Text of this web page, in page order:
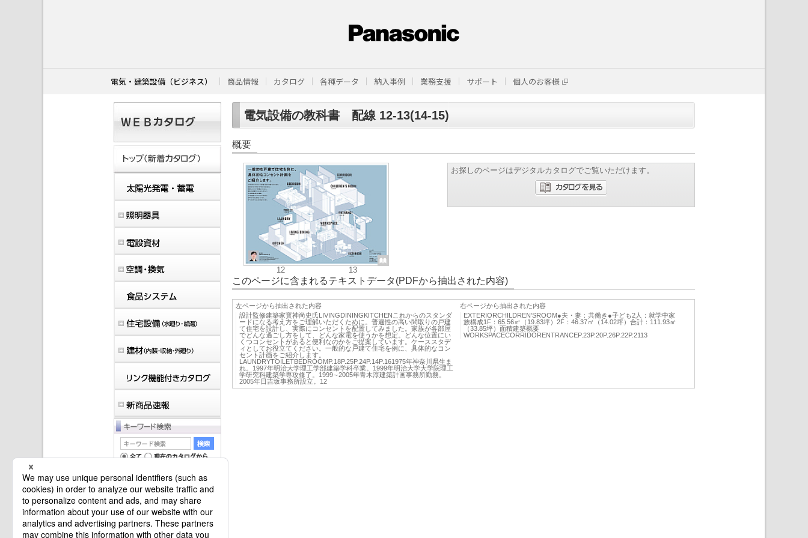
電気・建築設備（ビジネス） 商品情報 カタログ 各種データ 納入事例 業務支援 サポート 個人のお客様
電気設備の教科書 配線 12-13(14-15)
概要
12 13
お探しのページはデジタルカタログでご覧いただけます。
このページに含まれるテキストデータ(PDFから抽出された内容)
左ページから抽出された内容
設計監修建築家寳神尚史氏LIVINGDININGKITCHENこれからのスタンダ
ードになる考え方をご理解いただくために。普遍性の高い間取りの戸建
て住宅を設計し、実際にコンセントを配置してみました。家族が各部屋
でどんな過ごし方をして、どんな家電を使うかを想定。どんな位置にい
くつコンセントがあると便利なのかをご提案しています。ケーススタデ
ィとしてお役立てください。一般的な戸建て住宅を例に、具体的なコン
セント計画をご紹介します。
LAUNDRYTOILETBEDROOMP.18P.25P.24P.14P.161975年神奈川県生ま
れ。1997年明治大学理工学部建築学科卒業。1999年明治大学大学院理工
学研究科建築学専攻修了。1999∼2005年青木淳建築計画事務所勤務。
2005年日吉坂事務所設立。12
右ページから抽出された内容
EXTERIORCHILDREN’SROOM●夫・妻：共働き●子ども2人：就学中家
族構成1F：65.56㎡（19.83坪）2F：46.37㎡（14.02坪）合計：111.93㎡
（33.85坪）面積建築概要
WORKSPACECORRIDORENTRANCEP.23P.20P.26P.22P.2113
マイバインダーは空です。